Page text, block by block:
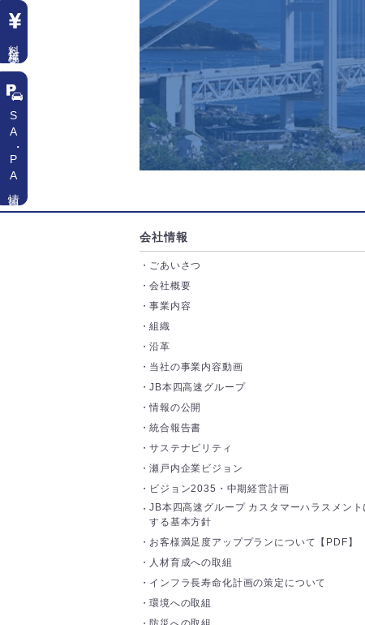
会社情報
ごあいさつ
会社概要
事業内容
組織
沿革
当社の事業内容動画
JB本四高速グループ
情報の公開
統合報告書
サステナビリティ
瀬戸内企業ビジョン
ビジョン2035・中期経営計画
JB本四高速グループ カスタマーハラスメント
する基本方針
お客様満足度アッププランについて【PDF】
人材育成への取組
インフラ長寿命化計画の策定について
環境への取組
料金検索
SA
・
PA情報